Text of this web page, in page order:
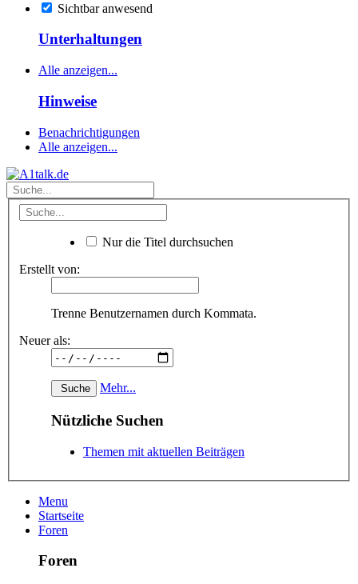
Sichtbar anwesend
Unterhaltungen
Alle anzeigen...
Hinweise
Benachrichtigungen
Alle anzeigen...
Nur die Titel durchsuchen
Erstellt von:
Trenne Benutzernamen durch Kommata.
Neuer als:
Mehr...
Nützliche Suchen
Themen mit aktuellen Beiträgen
Menu
Startseite
Foren
Foren